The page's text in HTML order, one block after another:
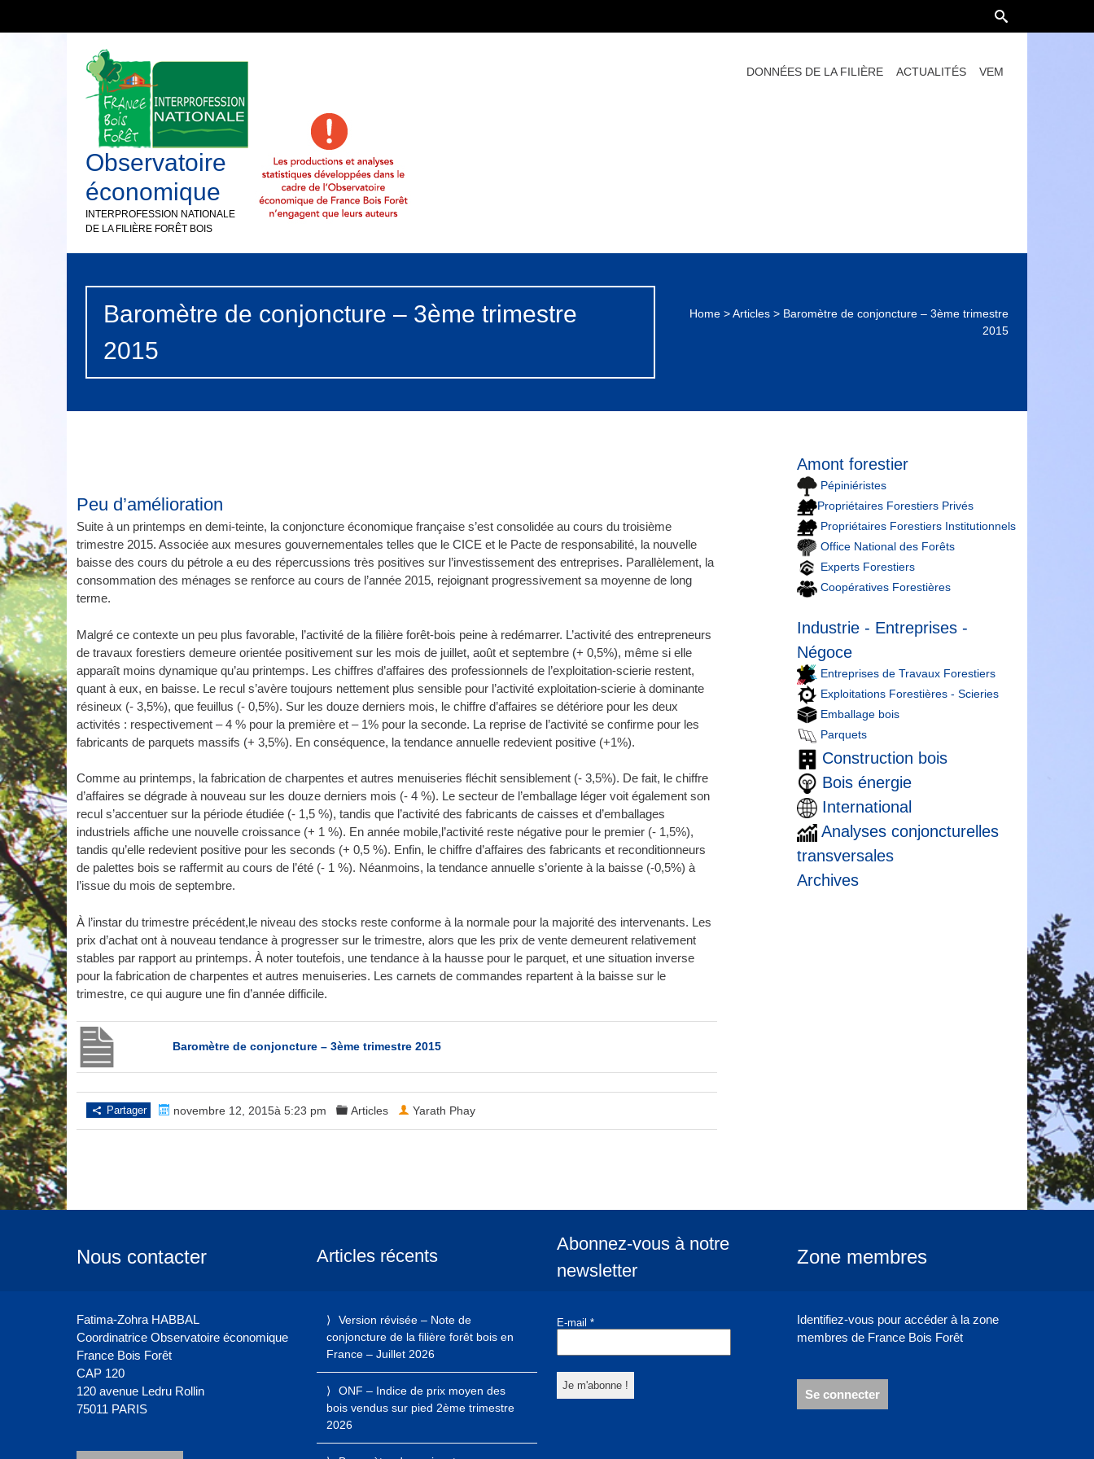
Observatoire
économique
INTERPROFESSION NATIONALE
DE LA FILIÈRE FORÊT BOIS
DONNÉES DE LA FILIÈRE ACTUALITÉS VEM
Baromètre de conjoncture – 3ème trimestre
2015
Home>Articles> Baromètre de conjoncture – 3ème trimestre
2015
Peu d’amélioration
Suite à un printemps en demi-teinte, la conjoncture économique française s’est consolidée au cours du troisième
trimestre 2015. Associée aux mesures gouvernementales telles que le CICE et le Pacte de responsabilité, la nouvelle
baisse des cours du pétrole a eu des répercussions très positives sur l’investissement des entreprises. Parallèlement, la
consommation des ménages se renforce au cours de l’année 2015, rejoignant progressivement sa moyenne de long
terme.
Malgré ce contexte un peu plus favorable, l’activité de la filière forêt-bois peine à redémarrer. L’activité des entrepreneurs
de travaux forestiers demeure orientée positivement sur les mois de juillet, août et septembre (+ 0,5%), même si elle
apparaît moins dynamique qu’au printemps. Les chiffres d’affaires des professionnels de l’exploitation-scierie restent,
quant à eux, en baisse. Le recul s’avère toujours nettement plus sensible pour l’activité exploitation-scierie à dominante
résineux (- 3,5%), que feuillus (- 0,5%). Sur les douze derniers mois, le chiffre d’affaires se détériore pour les deux
activités : respectivement – 4 % pour la première et – 1% pour la seconde. La reprise de l’activité se confirme pour les
fabricants de parquets massifs (+ 3,5%). En conséquence, la tendance annuelle redevient positive (+1%).
Comme au printemps, la fabrication de charpentes et autres menuiseries fléchit sensiblement (- 3,5%). De fait, le chiffre
d’affaires se dégrade à nouveau sur les douze derniers mois (- 4 %). Le secteur de l’emballage léger voit également son
recul s’accentuer sur la période étudiée (- 1,5 %), tandis que l’activité des fabricants de caisses et d’emballages
industriels affiche une nouvelle croissance (+ 1 %). En année mobile,l’activité reste négative pour le premier (- 1,5%),
tandis qu’elle redevient positive pour les seconds (+ 0,5 %). Enfin, le chiffre d’affaires des fabricants et reconditionneurs
de palettes bois se raffermit au cours de l’été (- 1 %). Néanmoins, la tendance annuelle s’oriente à la baisse (-0,5%) à
l’issue du mois de septembre.
À l’instar du trimestre précédent,le niveau des stocks reste conforme à la normale pour la majorité des intervenants. Les
prix d’achat ont à nouveau tendance à progresser sur le trimestre, alors que les prix de vente demeurent relativement
stables par rapport au printemps. À noter toutefois, une tendance à la hausse pour le parquet, et une situation inverse
pour la fabrication de charpentes et autres menuiseries. Les carnets de commandes repartent à la baisse sur le
trimestre, ce qui augure une fin d’année difficile.
Baromètre de conjoncture – 3ème trimestre 2015
Partager novembre 12, 2015à 5:23 pm Articles Yarath Phay
Amont forestier
Pépiniéristes
Propriétaires Forestiers Privés
Propriétaires Forestiers Institutionnels
Office National des Forêts
Experts Forestiers
Coopératives Forestières
Industrie - Entreprises -
Négoce
Entreprises de Travaux Forestiers
Exploitations Forestières - Scieries
Emballage bois
Parquets
Construction bois
Bois énergie
International
Analyses conjoncturelles
transversales
Archives
Nous contacter
Fatima-Zohra HABBAL
Coordinatrice Observatoire économique
France Bois Forêt
CAP 120
120 avenue Ledru Rollin
75011 PARIS
Articles récents
Version révisée – Note de
conjoncture de la filière forêt bois en
France – Juillet 2026
ONF – Indice de prix moyen des
bois vendus sur pied 2ème trimestre
2026
Abonnez-vous à notre
newsletter
E-mail *
Zone membres
Identifiez-vous pour accéder à la zone
membres de France Bois Forêt
Se connecter